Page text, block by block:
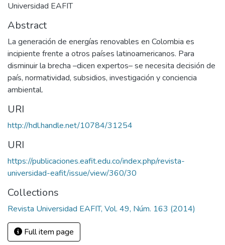
Universidad EAFIT
Abstract
La generación de energías renovables en Colombia es
incipiente frente a otros países latinoamericanos. Para
disminuir la brecha –dicen expertos– se necesita decisión de
país, normatividad, subsidios, investigación y conciencia
ambiental.
URI
http://hdl.handle.net/10784/31254
URI
https://publicaciones.eafit.edu.co/index.php/revista-
universidad-eafit/issue/view/360/30
Collections
Revista Universidad EAFIT, Vol. 49, Núm. 163 (2014)
Full item page